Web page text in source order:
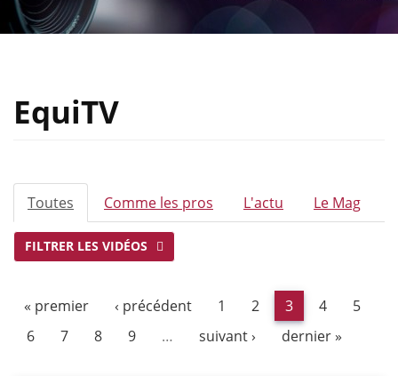
EquiTV
ONGLETS
PRINCIPAUX
Toutes (onglet
actif)
Comme les pros L'actu Le Mag
FILTRER LES VIDÉOS
« premier ‹ précédent 1 2 3 4
5
6
7 8 9 … suivant › dernier »